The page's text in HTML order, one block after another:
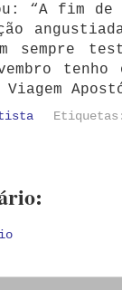
“A fim de
sempre